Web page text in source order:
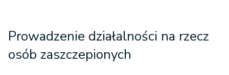
Prowadzenie działalności na rzecz
osób zaszczepionych